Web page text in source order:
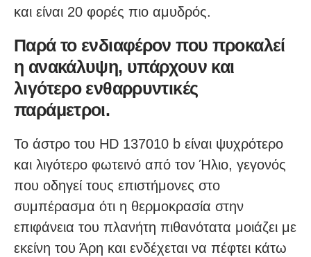
και είναι 20 φορές πιο αμυδρός.
Παρά το ενδιαφέρον που προκαλεί
η ανακάλυψη, υπάρχουν και
λιγότερο ενθαρρυντικές
παράμετροι.
Το άστρο του HD 137010 b είναι ψυχρότερο
και λιγότερο φωτεινό από τον Ήλιο, γεγονός
που οδηγεί τους επιστήμονες στο
συμπέρασμα ότι η θερμοκρασία στην
επιφάνεια του πλανήτη πιθανότατα μοιάζει με
εκείνη του Άρη και ενδέχεται να πέφτει κάτω